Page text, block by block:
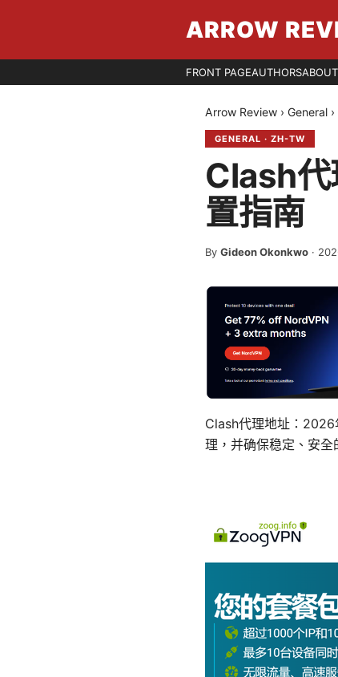
ARROW
FRONT PAGEAUTHORS
Arrow Review › General ›
GENERAL · ZH-TW
Clash
置指南
By Gideon Okonkwo ·
Clash代理地址：2026
理，并确保稳定、安